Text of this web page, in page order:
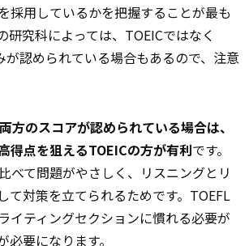
採用しているかを把握することが最も
研究科によっては、TOEICではなく
が認められている場合もあるので、注意
方のスコアが認められている場合は、
得点を狙えるTOEICの方が有利です。
べて問題がやさしく、リスニングとリ
て対策を立てられるためです。TOEFL
イティングセクションに慣れる必要が
要になります。